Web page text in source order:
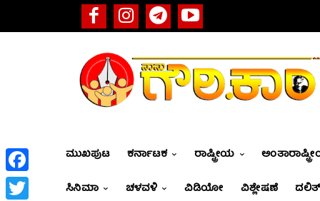
ಮುಖಪುಟ ಕರ್ನಾಟಕ ರಾಷ್ಟ್ರೀಯ
ಸಿನಿಮಾ
ಚಳವಳಿ ವಿಡಿಯೋ ವಿಶ್ಲೇಷಣೆ ದಲಿತ್
Facebook